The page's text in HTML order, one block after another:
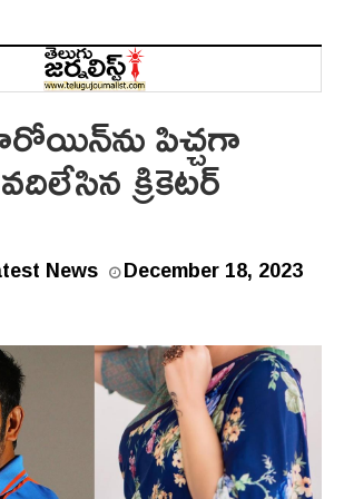
పిచ్చ‌గా
క్రికెట‌ర్
News December 18, 2023D
e
m
b
e
r
1